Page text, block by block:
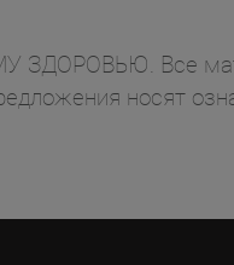
Все
носят